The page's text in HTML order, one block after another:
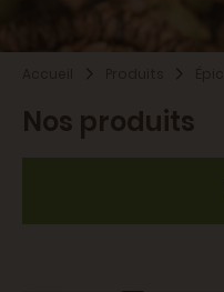
Nos produits